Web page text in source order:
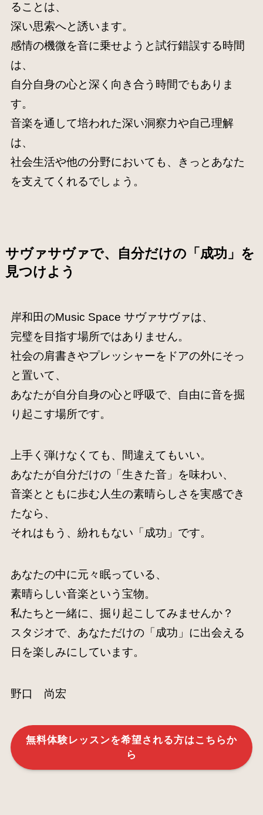
ることは、
深い思索へと誘います。
感情の機微を音に乗せようと試行錯誤する時間
は、
自分自身の心と深く向き合う時間でもありま
す。
音楽を通して培われた深い洞察力や自己理解
は、
社会生活や他の分野においても、きっとあなた
を支えてくれるでしょう。
サヴァサヴァで、自分だけの「成功」を
見つけよう
岸和田のMusic Space サヴァサヴァは、
完璧を目指す場所ではありません。
社会の肩書きやプレッシャーをドアの外にそっ
と置いて、
あなたが自分自身の心と呼吸で、自由に音を掘
り起こす場所です。
上手く弾けなくても、間違えてもいい。
あなたが自分だけの「生きた音」を味わい、
音楽とともに歩む人生の素晴らしさを実感でき
たなら、
それはもう、紛れもない「成功」です。
あなたの中に元々眠っている、
素晴らしい音楽という宝物。
私たちと一緒に、掘り起こしてみませんか？
スタジオで、あなただけの「成功」に出会える
日を楽しみにしています。
野口 尚宏
無料体験レッスンを希望される方はこちらか
ら